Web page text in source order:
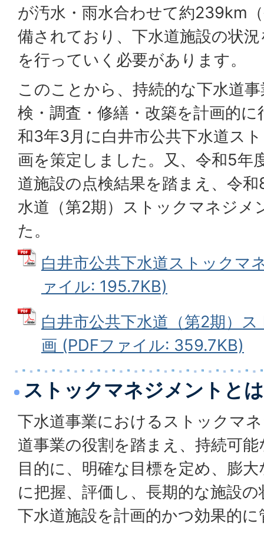
が汚水・雨水合わせて約239km
備されており、下水道施設の状
を行っていく必要があります。
このことから、持続的な下水道
検・調査・修繕・改築を計画的
和3年3月に白井市公共下水道ス
画を策定しました。又、令和5年
道施設の点検結果を踏まえ、令
水道（第2期）ストックマネジメ
た。
白井市公共下水道ストックマ
ァイル: 195.7KB)
白井市公共下水道（第2期）
画 (PDFファイル: 359.7KB)
ストックマネジメントとは
下水道事業におけるストックマ
道事業の役割を踏まえ、持続可
目的に、明確な目標を定め、膨
に把握、評価し、長期的な施設
下水道施設を計画的かつ効果的